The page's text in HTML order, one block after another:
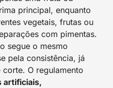
principal, enquanto
vegetais, frutas ou
com pimentas.
segue o mesmo
pela consistência, já
O regulamento
artificiais,